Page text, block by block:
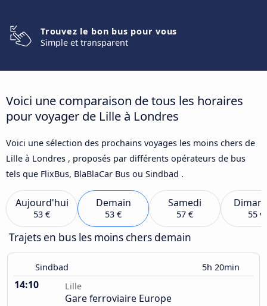
Trouvez le bon bus pour vous
Simple et transparent
Voici une comparaison de tous les horaires
pour voyager de Lille à Londres
Voici une sélection des prochains voyages les moins chers de
Lille à Londres , proposés par différents opérateurs de bus
tels que FlixBus, BlaBlaCar Bus ou Sindbad .
Aujourd'hui
53 €
Demain
53 €
Samedi
57 € 55 €
Trajets en bus les moins chers demain
Sindbad 5h 20min
14:10 Lille
Gare ferroviaire Europe